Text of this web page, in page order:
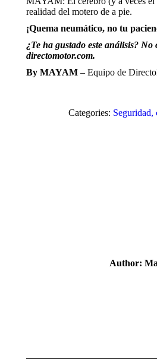
realidad del motero de a pie.
¡Quema neumático, no tu
¿Te ha gustado este análisis?
directomotor.com.
By MAYAM – Equipo de
Categories: Seguridad,
Author: